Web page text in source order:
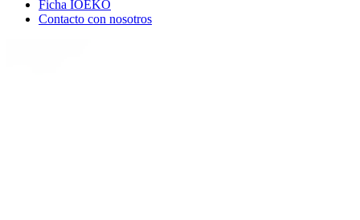
Ficha IOEKO
Contacto con nosotros